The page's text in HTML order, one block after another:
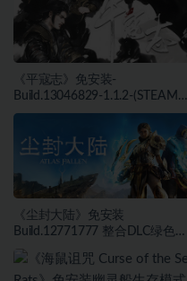
《平寇志》免安装-
Build.13046829-1.1.2-(STEAM官
中)-支持手柄绿色中文版[13.06
《尘封大陆》免安装
Build.12771777 整合DLC绿色中